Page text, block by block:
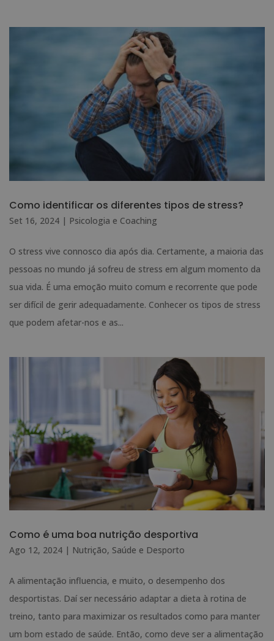
Como identificar os diferentes tipos de stress?
Set 16, 2024 | Psicologia e Coaching
O stress vive connosco dia após dia. Certamente, a maioria das
pessoas no mundo já sofreu de stress em algum momento da
sua vida. É uma emoção muito comum e recorrente que pode
ser difícil de gerir adequadamente. Conhecer os tipos de stress
que podem afetar-nos e as...
Como é uma boa nutrição desportiva
Ago 12, 2024 | Nutrição, Saúde e Desporto
A alimentação influencia, e muito, o desempenho dos
desportistas. Daí ser necessário adaptar a dieta à rotina de
treino, tanto para maximizar os resultados como para manter
um bom estado de saúde. Então, como deve ser a alimentação